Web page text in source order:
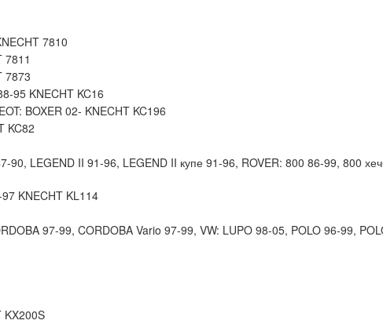
7810
7811
7873
95 KNECHT KC16
BOXER 02- KNECHT KC196
KC82
90, LEGEND II 91-96, LEGEND II купе 91-96, ROVER: 800 86-99, 800
KNECHT KL114
97-99, CORDOBA Vario 97-99, VW: LUPO 98-05, POLO 96-99,
KX200S